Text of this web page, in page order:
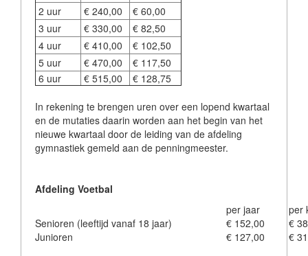
2 uur
€ 240,00
€ 60,00
3 uur
€ 330,00
€ 82,50
4 uur
€ 410,00
€ 102,50
5 uur
€ 470,00
€ 117,50
6 uur
€ 515,00 € 128,75
In rekening te brengen uren over een lopend kwartaal
en de mutaties daarin worden aan het begin van het
nieuwe kwartaal door de leiding van de afdeling
gymnastiek gemeld aan de penningmeester.
Afdeling Voetbal
per jaar
per
Senioren (leeftijd vanaf 18 jaar)
€ 152,00
€
Junioren
€ 127,00
€